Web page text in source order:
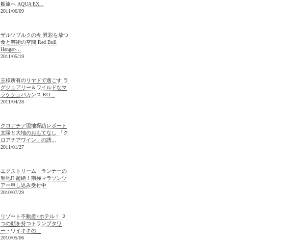
船旅へ AQUA EX...
2011/06/09
ザルツブルクの今 異彩を放つ
食と芸術の空間 Red Bull
Hangar-...
2011/05/19
王様所有のリヤドで過ごす ラ
グジュアリー＆ワイルドなマ
ラケシュバカンス RO...
2011/04/28
クロアチア現地探訪レポート
太陽と大地のおもてなし 「ク
ロアチアワイン」の誘...
2011/01/27
エクストリーム・ランナーの
聖地!? 超絶！南極マラソンツ
アー申し込み受付中
2010/07/29
リゾート不動産×ホテル！ ２
つの顔を持つトランプタワ
ー・ワイキキの...
2010/05/06